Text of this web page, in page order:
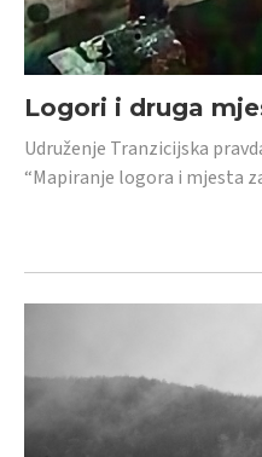
Logori i druga
Udruženje Tranzicijska
“Mapiranje logora i mjesta